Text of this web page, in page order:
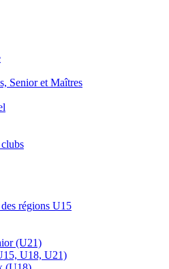
Senior et Maîtres
régions U15
(U21)
U18, U21)